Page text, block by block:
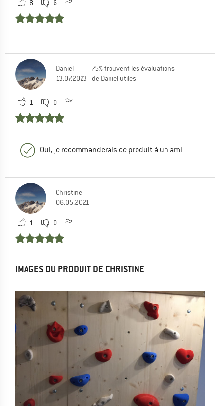
Bonjour Francois,
Sportivement
8 6
Daniel
13.07.2023
75% trouvent les évaluations
de Daniel utiles
1 0
Oui, je recommanderais ce produit à un ami
Christine
06.05.2021
1 0
IMAGES DU PRODUIT DE CHRISTINE